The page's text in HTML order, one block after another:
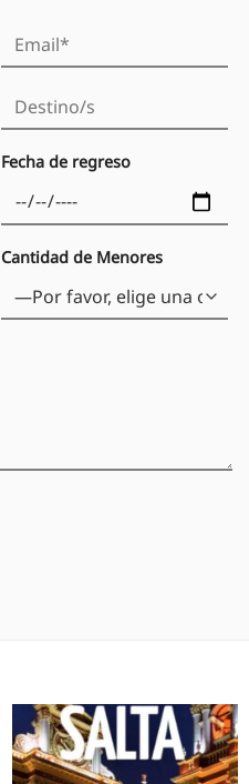
Fecha de regreso
Cantidad de Menores